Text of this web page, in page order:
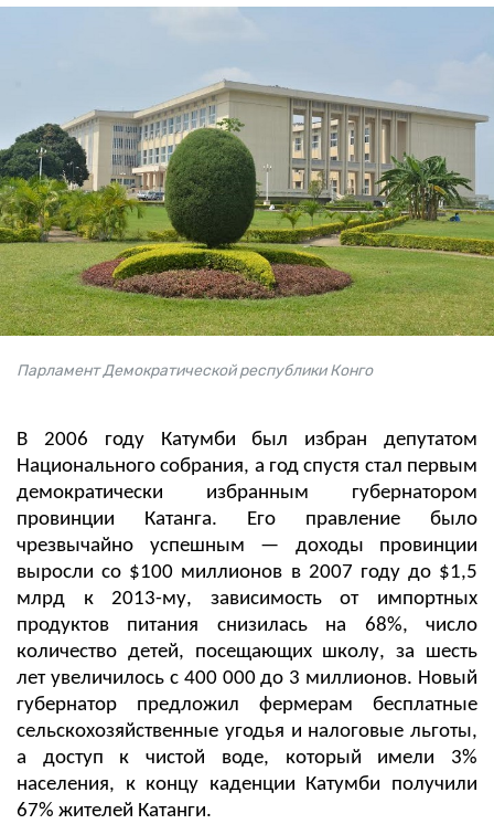
Парламент Демократической республики Конго
В 2006 году Катумби был избран депутатом
Национального собрания, а год спустя стал первым
демократически избранным губернатором
провинции Катанга. Его правление было
чрезвычайно успешным — доходы провинции
выросли со $100 миллионов в 2007 году до $1,5
млрд к 2013-му, зависимость от импортных
продуктов питания снизилась на 68%, число
количество детей, посещающих школу, за шесть
лет увеличилось с 400 000 до 3 миллионов. Новый
губернатор предложил фермерам бесплатные
сельскохозяйственные угодья и налоговые льготы,
а доступ к чистой воде, который имели 3%
населения, к концу каденции Катумби получили
67% жителей Катанги.